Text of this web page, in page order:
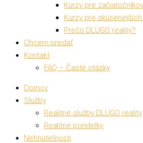
Kurzy pre začiatočníkov
Kurzy pre
Prečo DLUGO reality?
Chcem predať
Kontakt
FAQ – Časté otázky
Domov
Služby
Realitné služby DLUGO reality
Realitné pondelky
Nehnuteľnosti